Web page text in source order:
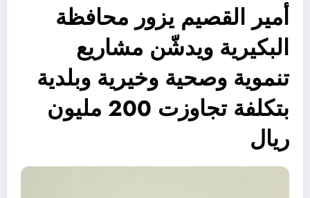
أمير القصيم يزور محافظة
البكيرية ويدشّن مشاريع
تنموية وصحية وخيرية وبلدية
بتكلفة تجاوزت 200 مليون
ريال